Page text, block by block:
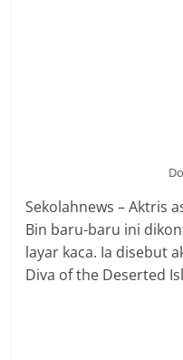
Sekolahnews – Aktris
Bin baru-baru ini
layar kaca. Ia disebut
Diva of the Deserted